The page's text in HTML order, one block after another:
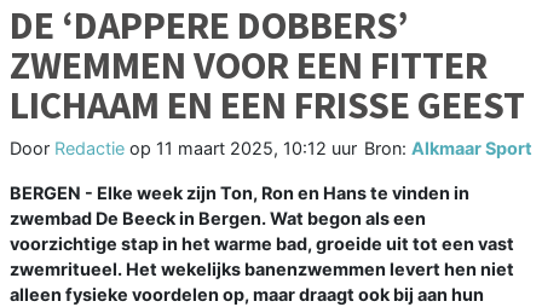
DE ‘DAPPERE DOBBERS’
ZWEMMEN VOOR EEN FITTER
LICHAAM EN EEN FRISSE GEEST
Door Redactie op 11 maart 2025, 10:12 uur Bron: Alkmaar Sport
BERGEN - Elke week zijn Ton, Ron en Hans te vinden in
zwembad De Beeck in Bergen. Wat begon als een
voorzichtige stap in het warme bad, groeide uit tot een vast
zwemritueel. Het wekelijks banenzwemmen levert hen niet
alleen fysieke voordelen op, maar draagt ook bij aan hun